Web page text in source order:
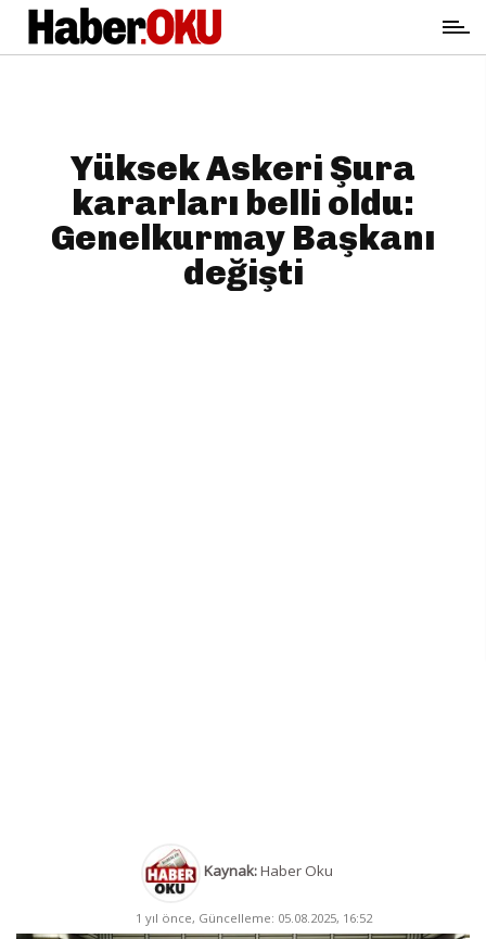
Yüksek Askeri Şura
kararları belli oldu:
Genelkurmay Başkanı
değişti
Kaynak:Haber Oku
1 yıl önce, Güncelleme: 05.08.2025, 16:52